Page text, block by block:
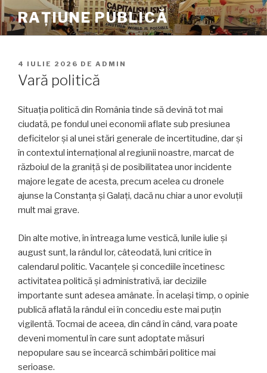
Sari
la
conținut
RAȚIUNE PUBLICĂ
PUBLICAT
PE
4 IULIE 2026 DE ADMIN
Vară politică
Situația politică din România tinde să devină tot mai
ciudată, pe fondul unei economii aflate sub presiunea
deficitelor și al unei stări generale de incertitudine, dar și
în contextul internațional al regiunii noastre, marcat de
războiul de la graniță și de posibilitatea unor incidente
majore legate de acesta, precum acelea cu dronele
ajunse la Constanța și Galați, dacă nu chiar a unor evoluții
mult mai grave.
Din alte motive, în întreaga lume vestică, lunile iulie și
august sunt, la rândul lor, câteodată, luni critice în
calendarul politic. Vacanțele și concediile încetinesc
activitatea politică și administrativă, iar deciziile
importante sunt adesea amânate. În același timp, o opinie
publică aflată la rândul ei în concediu este mai puțin
vigilentă. Tocmai de aceea, din când în când, vara poate
deveni momentul în care sunt adoptate măsuri
nepopulare sau se încearcă schimbări politice mai
serioase.